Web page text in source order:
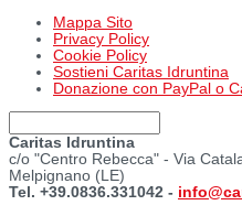
Mappa Sito
Privacy Policy
Cookie Policy
Sostieni Caritas Idruntina
Donazione con PayPal o
Caritas Idruntina
c/o "Centro Rebecca" - Via
Melpignano (LE)
Tel. +39.0836.331042 -